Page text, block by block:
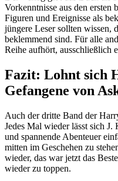
Vorkenntnisse aus den
Figuren und Ereignisse als
jüngere Leser sollten wissen,
beklemmend sind. Für alle
Reihe aufhört, ausschließlich
Fazit: Lohnt sich
Gefangene von
Auch der dritte Band der
Jedes Mal wieder lässt sich
und spannende Abenteuer
mitten im Geschehen zu
wieder, das war jetzt das
wieder zu toppen.